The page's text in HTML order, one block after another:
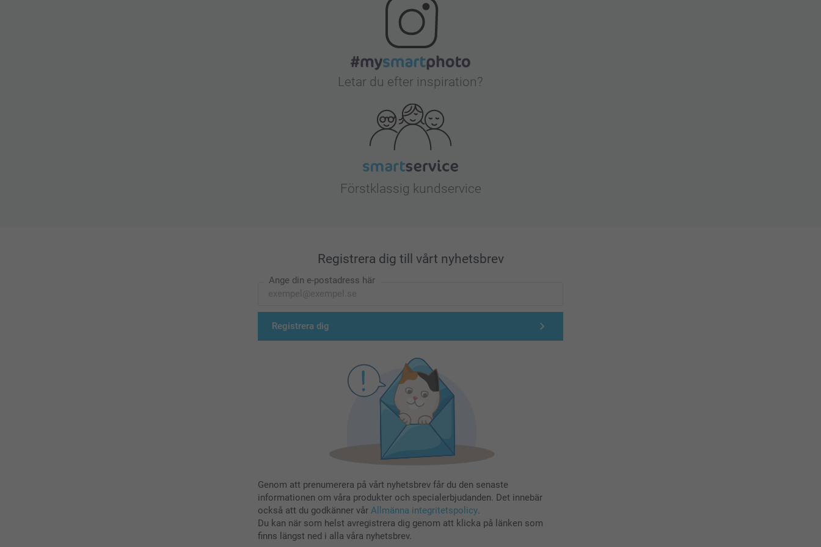
Letar du efter inspiration?
Förstklassig kundservice
Registrera dig till vårt nyhetsbrev
Ange din e-postadress här
Registrera dig
Genom att prenumerera på vårt nyhetsbrev får du den senaste
informationen om våra produkter och specialerbjudanden. Det innebär
också att du godkänner vår Allmänna integritetspolicy.
Du kan när som helst avregistrera dig genom att klicka på länken som
finns längst ned i alla våra nyhetsbrev.